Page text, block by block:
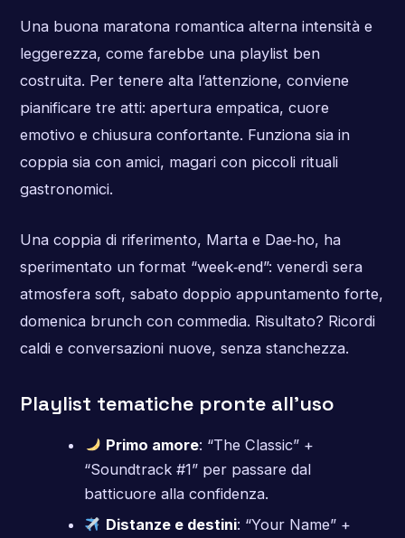
Una buona maratona romantica alterna intensità e
leggerezza, come farebbe una playlist ben
costruita. Per tenere alta l’attenzione, conviene
pianificare tre atti: apertura empatica, cuore
emotivo e chiusura confortante. Funziona sia in
coppia sia con amici, magari con piccoli rituali
gastronomici.
Una coppia di riferimento, Marta e Dae‑ho, ha
sperimentato un format “week‑end”: venerdì sera
atmosfera soft, sabato doppio appuntamento forte,
domenica brunch con commedia. Risultato? Ricordi
caldi e conversazioni nuove, senza stanchezza.
Playlist tematiche pronte all’uso
Primo amore: “The Classic” +
“Soundtrack #1” per passare dal
batticuore alla confidenza.
Distanze e destini: “Your Name” +